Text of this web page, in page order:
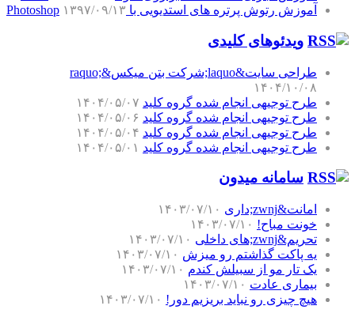
آموزش رتوش پرتره های استدیویی با Photoshop ۱۳۹۷/۰۹/۱۳
ویدئوهای کلیدی
طراحی سایت&laquo;شرکت بتن میکس&raquo;
۱۴۰۴/۱۰/۰۸
طرح توجیهی انجام شده گروه کلید ۱۴۰۴/۰۵/۰۷
طرح توجیهی انجام شده گروه کلید ۱۴۰۴/۰۵/۰۶
طرح توجیهی انجام شده گروه کلید ۱۴۰۴/۰۵/۰۴
طرح توجیهی انجام شده گروه کلید ۱۴۰۴/۰۵/۰۱
سامانه میدون
امانت&zwnj;داری
۱۴۰۳/۰۷/۱۰
خونت مباح! ۱۴۰۳/۰۷/۱۰
تحریم&zwnj;های داخلی
۱۴۰۳/۰۷/۱۰
یه پاکت گذاشتم رو میزش ۱۴۰۳/۰۷/۱۰
یک تار مو از سبیلش کندم ۱۴۰۳/۰۷/۱۰
بیماری عادت ۱۴۰۳/۰۷/۱۰
هیچ چیزی رو نباید بریزیم دور! ۱۴۰۳/۰۷/۱۰